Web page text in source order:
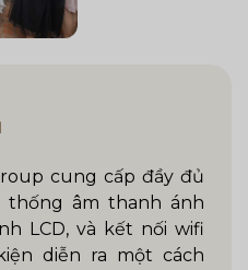
cung cấp đầy đủ
âm thanh ánh
LCD, và kết nối wifi
diễn ra một cách